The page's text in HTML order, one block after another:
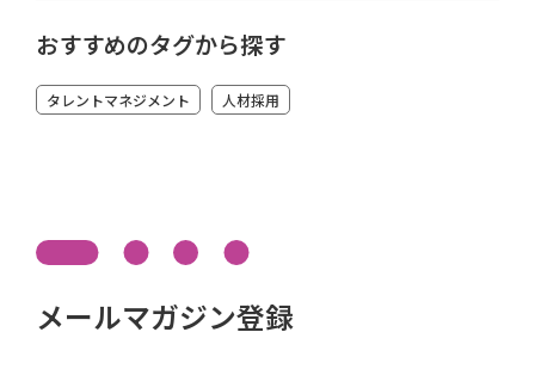
おすすめのタグから探す
タレントマネジメント 人材採用
メールマガジン登録